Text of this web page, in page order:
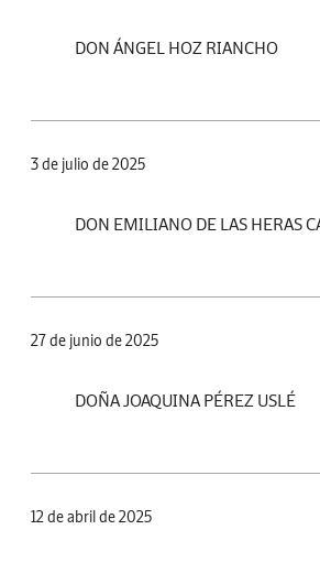
DON ÁNGEL HOZ RIANCHO
3 de julio de 2025
DON EMILIANO DE LAS HERAS
27 de junio de 2025
DOÑA JOAQUINA PÉREZ USLÉ
12 de abril de 2025